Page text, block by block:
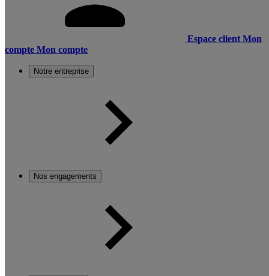
Espace client Mon
compte Mon compte
Notre entreprise
Nos engagements